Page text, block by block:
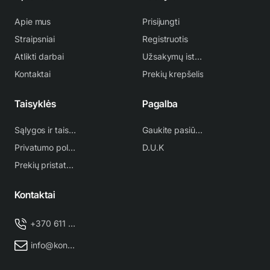
Apie mus
Straipsniai
Atlikti darbai
Kontaktai
Prisijungti
Registruotis
Užsakymų istorija
Prekių krepšelis
Taisyklės
Sąlygos ir taisyklės
Privatumo politika
Prekių pristatymas
Pagalba
Gaukite pasiūlymą
D.U.K
Kontaktai
+370 611 38 500
info@kondicionieriu-meistras.lt